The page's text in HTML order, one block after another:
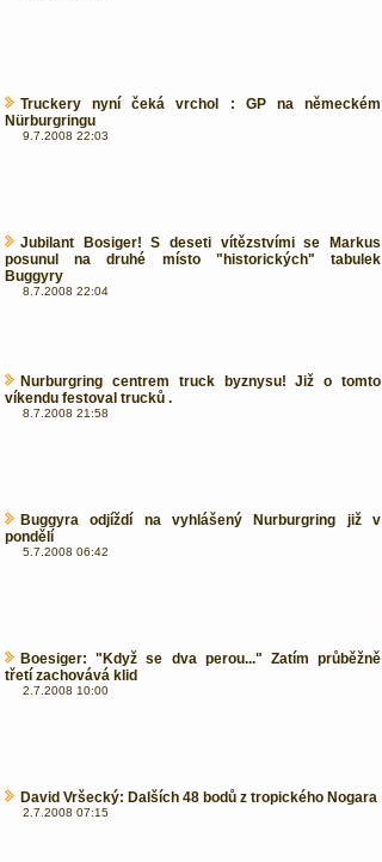
Truckery nyní čeká vrchol : GP na německém
Nürburgringu
9.7.2008 22:03
Jubilant Bosiger! S deseti vítězstvími se Markus
posunul na druhé místo "historických" tabulek
Buggyry
8.7.2008 22:04
Nurburgring centrem truck byznysu! Již o tomto
víkendu festoval trucků .
8.7.2008 21:58
Buggyra odjíždí na vyhlášený Nurburgring již v
pondělí
5.7.2008 06:42
Boesiger: "Když se dva perou..." Zatím průběžně
třetí zachovává klid
2.7.2008 10:00
David Vršecký: Dalších 48 bodů z tropického Nogara
2.7.2008 07:15